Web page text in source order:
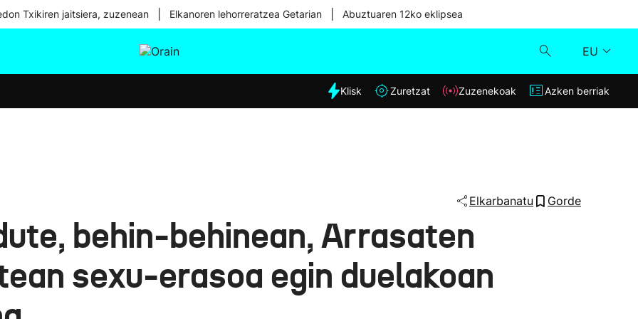
Txikiren jaitsiera, zuzenean Elkanoren lehorreratzea Getarian Abuztuaren 12ko eklipsea
EU
Eguraldia
Klisk
Klisk Zuretzat Zuzenekoak Azken berriak
Elkarbanatu Gorde
behin-behinean, Arrasaten
sexu-erasoa egin duelakoan